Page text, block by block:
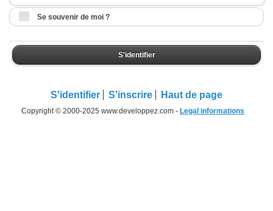
Se souvenir de moi ?
S'identifier
S'identifier S'inscrire Haut de page
Copyright © 2000-2025 www.developpez.com - Legal informations